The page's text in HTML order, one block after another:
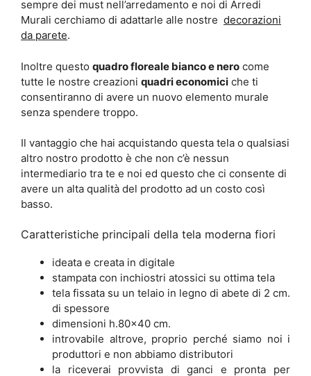
sempre dei must nell’arredamento e noi di Arredi
Murali cerchiamo di adattarle alle nostre decorazioni
da parete.
Inoltre questo quadro floreale bianco e nero come
tutte le nostre creazioni quadri economici che ti
consentiranno di avere un nuovo elemento murale
senza spendere troppo.
Il vantaggio che hai acquistando questa tela o qualsiasi
altro nostro prodotto è che non c’è nessun
intermediario tra te e noi ed questo che ci consente di
avere un alta qualità del prodotto ad un costo così
basso.
Caratteristiche principali della tela moderna fiori
ideata e creata in digitale
stampata con inchiostri atossici su ottima tela
tela fissata su un telaio in legno di abete di 2 cm.
di spessore
dimensioni h.80×40 cm.
introvabile altrove, proprio perché siamo noi i
produttori e non abbiamo distributori
la riceverai provvista di ganci e pronta per